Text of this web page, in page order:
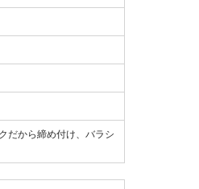
だから締め付け、バラシ